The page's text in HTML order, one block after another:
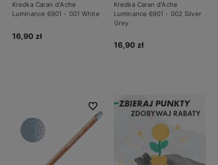
Kredka Caran d'Ache
Luminance 6901 - 001 White
16,90 zł
Kredka Caran d'Ache
Luminance 6901 - 002 Silver
Grey
16,90 zł
Do ulubionych